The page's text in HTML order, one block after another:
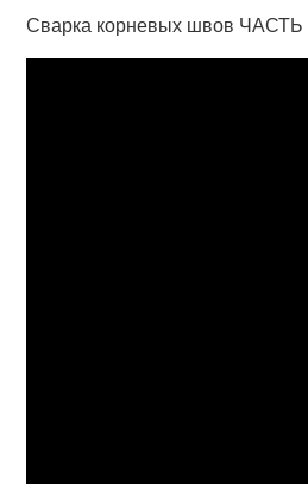
Сварка корневых швов ЧАСТЬ